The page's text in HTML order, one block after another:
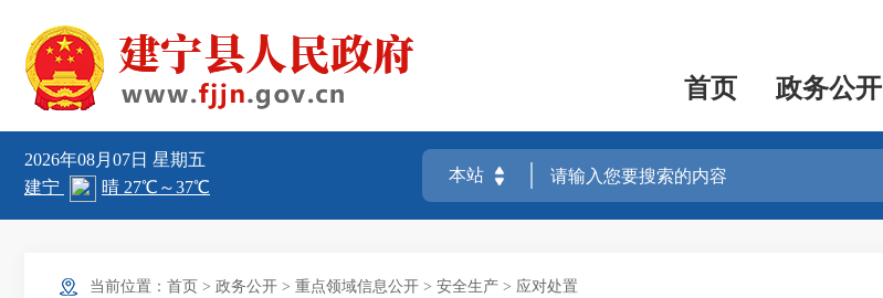
首页 政务公开
2026年08月07日 星期五
当前位置： 首页 > 政务公开 > 重点领域信息公开 > 安全生产 > 应对处置